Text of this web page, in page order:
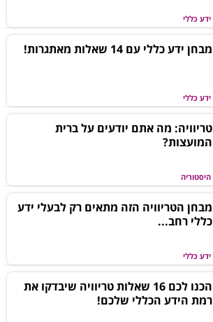
ידע כללי
ידע כללי
מבחן ידע כללי עם 14 שאלות מאתגרות!
היסטוריה
טריוויה: מה אתם יודעים על ברית
המועצות?
ידע כללי
מבחן הטריוויה הזה מתאים רק לבעלי ידע
כללי רחב...
הכנו לכם 16 שאלות טריוויה שיבדקו את
רמת הידע הכללי שלכם!